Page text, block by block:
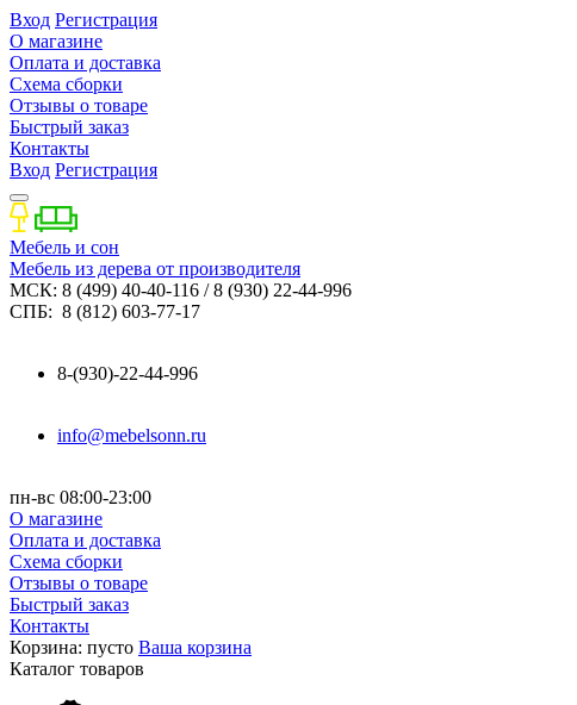
Вход Регистрация
О магазине
Оплата и доставка
Схема сборки
Отзывы о товаре
Быстрый заказ
Контакты
Вход Регистрация
Мебель и сон
Мебель из дерева от производителя
МСК: 8 (499) 40-40-116 / 8 (930) 22-44-996
СПБ: 8 (812) 603-77-17
8-(930)-22-44-996
info@mebelsonn.ru
пн-вс 08:00-23:00
О магазине
Оплата и доставка
Схема сборки
Отзывы о товаре
Быстрый заказ
Контакты
Корзина: пусто Ваша корзина
Каталог товаров